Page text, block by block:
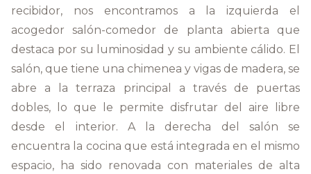
recibidor, nos encontramos a la izquierda el
acogedor salón-comedor de planta abierta que
destaca por su luminosidad y su ambiente cálido. El
salón, que tiene una chimenea y vigas de madera, se
abre a la terraza principal a través de puertas
dobles, lo que le permite disfrutar del aire libre
desde el interior. A la derecha del salón se
encuentra la cocina que está integrada en el mismo
espacio, ha sido renovada con materiales de alta